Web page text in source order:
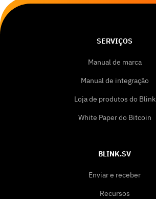
SERVIÇOS
Manual de marca
Manual de integração
Loja de produtos do Blink
White Paper do Bitcoin
BLINK.SV
Enviar e receber
Recursos